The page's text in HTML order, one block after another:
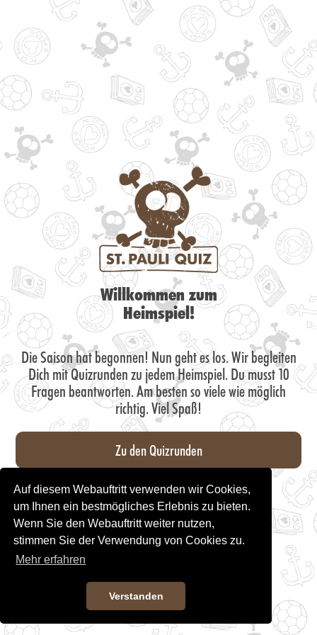
Auf diesem Webauftritt verwenden wir Cookies,
um Ihnen ein bestmögliches Erlebnis zu bieten.
Wenn Sie den Webauftritt weiter nutzen,
stimmen Sie der Verwendung von Cookies zu.
Mehr erfahren
Verstanden
Willkommen zum
Heimspiel!
Die Saison hat begonnen! Nun geht es los. Wir begleiten
Dich mit Quizrunden zu jedem Heimspiel. Du musst 10
Fragen beantworten. Am besten so viele wie möglich
richtig. Viel Spaß!
Zu den Quizrunden